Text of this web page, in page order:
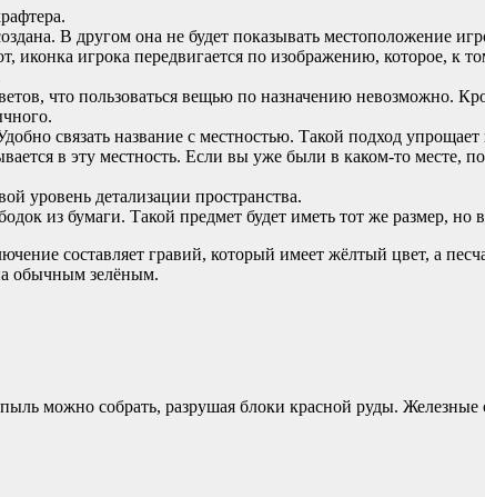
В другом она не будет показывать местоположение
иконка игрока передвигается по изображению, которое, к
что пользоваться вещью по назначению невозможно.
связать название с местностью. Такой подход
в эту местность. Если вы уже были в каком-то месте,
уровень детализации пространства.
из бумаги. Такой предмет будет иметь тот же размер,
составляет гравий, который имеет жёлтый цвет, а
обычным зелёным.
можно собрать, разрушая блоки красной руды.